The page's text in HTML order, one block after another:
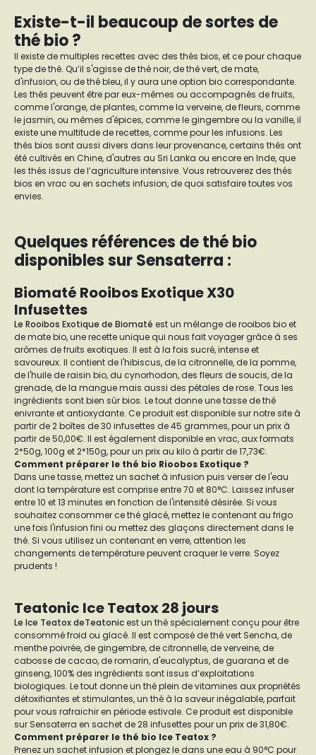
Existe-t-il beaucoup de sortes de
thé bio ?
Il existe de multiples recettes avec des thés bios, et ce pour chaque
type de thé. Qu’il s'agisse de thé noir, de thé vert, de mate,
d'infusion, ou de thé bleu, il y aura une option bio correspondante.
Les thés peuvent être par eux-mêmes ou accompagnés de fruits,
comme l'orange, de plantes, comme la verveine, de fleurs, comme
le jasmin, ou mêmes d'épices, comme le gingembre ou la vanille, il
existe une multitude de recettes, comme pour les infusions. Les
thés bios sont aussi divers dans leur provenance, certains thés ont
été cultivés en Chine, d'autres au Sri Lanka ou encore en Inde, que
les thés issus de l’agriculture intensive. Vous retrouverez des thés
bios en vrac ou en sachets infusion, de quoi satisfaire toutes vos
envies.
Quelques références de thé bio
disponibles sur Sensaterra :
Biomaté Rooibos Exotique X30
Infusettes
Le Rooibos Exotique de Biomaté est un mélange de rooibos bio et
de mate bio, une recette unique qui nous fait voyager grâce à ses
arômes de fruits exotiques. Il est à la fois sucré, intense et
savoureux. Il contient de l'hibiscus, de la citronnelle, de la pomme,
de l'huile de raisin bio, du cynorhodon, des fleurs de soucis, de la
grenade, de la mangue mais aussi des pétales de rose. Tous les
ingrédients sont bien sûr bios. Le tout donne une tasse de thé
enivrante et antioxydante. Ce produit est disponible sur notre site à
partir de 2 boîtes de 30 infusettes de 45 grammes, pour un prix à
partir de 50,00€. Il est également disponible en vrac, aux formats
2*50g, 100g et 2*150g, pour un prix au kilo à partir de 17,73€.
Comment préparer le thé bio Rioobos Exotique ?
Dans une tasse, mettez un sachet à infusion puis verser de l'eau
dont la température est comprise entre 70 et 80°C. Laissez infuser
entre 10 et 13 minutes en fonction de l'intensité désirée. Si vous
souhaitez consommer ce thé glacé, mettez le contenant au frigo
une fois l'infusion fini ou mettez des glaçons directement dans le
thé. Si vous utilisez un contenant en verre, attention les
changements de température peuvent craquer le verre. Soyez
prudents !
Teatonic Ice Teatox 28 jours
Le Ice Teatox deTeatonicest un thé spécialement conçu pour être
consommé froid ou glacé. Il est composé de thé vert Sencha, de
menthe poivrée, de gingembre, de citronnelle, de verveine, de
cabosse de cacao, de romarin, d'eucalyptus, de guarana et de
ginseng, 100% des ingrédients sont issus d’exploitations
biologiques. Le tout donne un thé plein de vitamines aux propriétés
détoxifiantes et stimulantes, un thé à la saveur inégalable, parfait
pour vous rafraichir en période estivale. Ce produit est disponible
sur Sensaterra en sachet de 28 infusettes pour un prix de 31,80€.
Comment préparer le thé bio Ice Teatox ?
Prenez un sachet infusion et plongez le dans une eau à 90°C pour